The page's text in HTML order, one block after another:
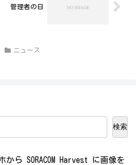
管理者の日
ニュース
検索
から SORACOM Harvest に画像を